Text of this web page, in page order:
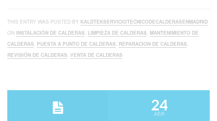
THIS ENTRY WAS POSTED BY KALDTEKSERVICIOTECNICODECALDERASENMADRID
ON INSTALACIÓN DE CALDERAS, LIMPIEZA DE CALDERAS, MANTENIMIENTO DE
CALDERAS, PUESTA A PUNTO DE CALDERAS, REPARACION DE CALDERAS,
REVISIÓN DE CALDERAS, VENTA DE CALDERAS
24
ABR